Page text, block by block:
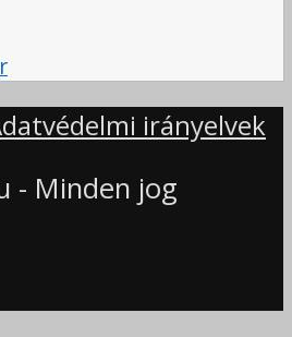
irányelvek
- Minden jog